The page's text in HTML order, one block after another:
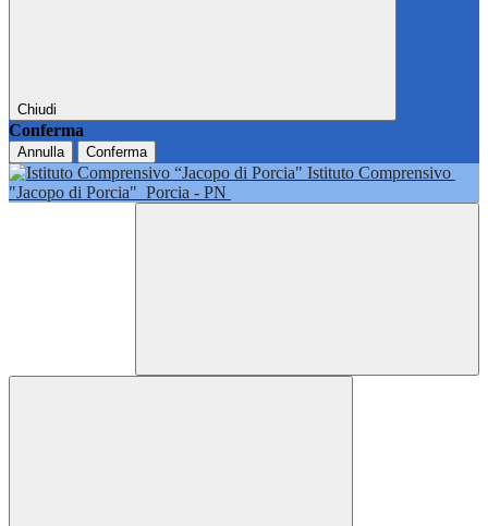
Chiudi
Conferma
Annulla Conferma
Istituto Comprensivo
"Jacopo di Porcia" Porcia - PN